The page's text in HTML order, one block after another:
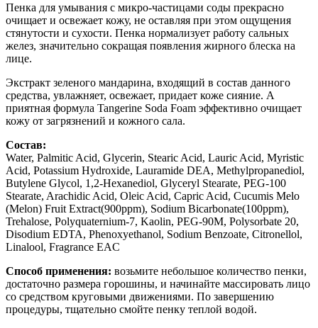
Пенка для умывания с микро-частицами соды прекрасно
очищает и освежает кожу, не оставляя при этом ощущения
стянутости и сухости. Пенка нормализует работу сальных
желез, значительно сокращая появления жирного блеска на
лице.
Экстракт зеленого мандарина, входящий в состав данного
средства, увлажняет, освежает, придает коже сияние. А
приятная формула Tangerine Soda Foam эффективно очищает
кожу от загрязнений и кожного сала.
Состав:
Water, Palmitic Acid, Glycerin, Stearic Acid, Lauric Acid, Myristic
Acid, Potassium Hydroxide, Lauramide DEA, Methylpropanediol,
Butylene Glycol, 1,2-Hexanediol, Glyceryl Stearate, PEG-100
Stearate, Arachidic Acid, Oleic Acid, Capric Acid, Cucumis Melo
(Melon) Fruit Extract(900ppm), Sodium Bicarbonate(100ppm),
Trehalose, Polyquaternium-7, Kaolin, PEG-90M, Polysorbate 20,
Disodium EDTA, Phenoxyethanol, Sodium Benzoate, Citronellol,
Linalool, Fragrance EAC
Способ применения: возьмите небольшое количество пенки,
достаточно размера горошины, и начинайте массировать лицо
со средством круговыми движениями. По завершению
процедуры, тщательно смойте пенку теплой водой.